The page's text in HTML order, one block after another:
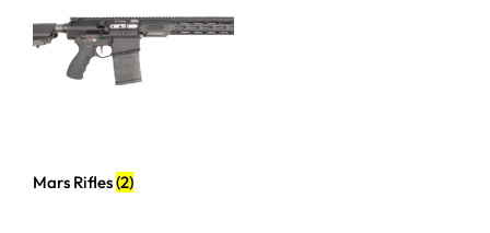
Mars Rifles(2)